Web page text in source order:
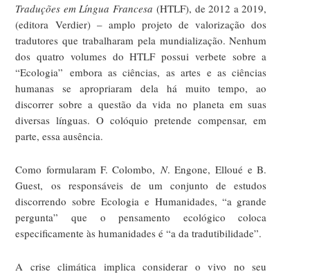
Traduções em Língua Francesa (HTLF), de 2012 a 2019,
(editora Verdier) – amplo projeto de valorização dos
tradutores que trabalharam pela mundialização. Nenhum
dos quatro volumes do HTLF possui verbete sobre a
“Ecologia” embora as ciências, as artes e as ciências
humanas se apropriaram dela há muito tempo, ao
discorrer sobre a questão da vida no planeta em suas
diversas línguas. O colóquio pretende compensar, em
parte, essa ausência.
Como formularam F. Colombo, N. Engone, Elloué e B.
Guest, os responsáveis de um conjunto de estudos
discorrendo sobre Ecologia e Humanidades, “a grande
pergunta” que o pensamento ecológico coloca
especificamente às humanidades é “a da tradutibilidade”.
A crise climática implica considerar o vivo no seu